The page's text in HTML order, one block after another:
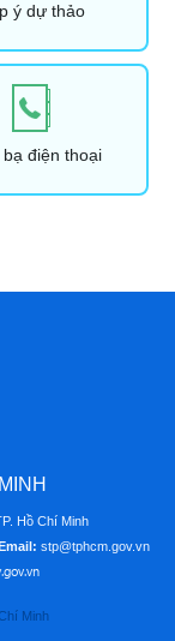
ý dự thảo
bạ điện thoại
Hồ Chí Minh
stp@tphcm.gov.vn